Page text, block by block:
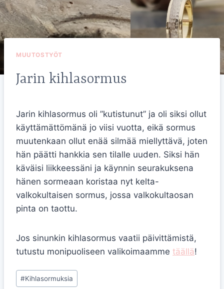
MUUTOSTYÖT
Jarin kihlasormus
Jarin kihlasormus oli ”kutistunut” ja oli siksi ollut
käyttämättömänä jo viisi vuotta, eikä sormus
muutenkaan ollut enää silmää miellyttävä, joten
hän päätti hankkia sen tilalle uuden. Siksi hän
käväisi liikkeessäni ja käynnin seurakuksena
hänen sormeaan koristaa nyt kelta-
valkokultaisen sormus, jossa valkokultaosan
pinta on taottu.
Jos sinunkin kihlasormus vaatii päivittämistä,
tutustu monipuoliseen valikoimaamme täällä!
Avainsanat:
#Kihlasormuksia